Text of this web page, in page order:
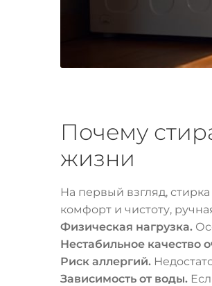
Почему
жизни
На первый взгляд,
комфорт и чистоту,
Физическая нагрузка.
Нестабильное качество
Риск аллергий.
Зависимость от воды.